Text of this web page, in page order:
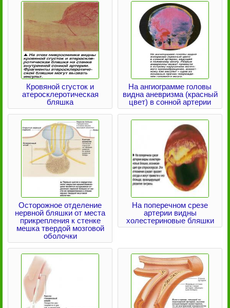
Кровяной сгусток и
атеросклеротическая
бляшка
На ангиограмме головы
видна аневризма (красный
цвет) в сонной артерии
Осторожное отделение
нервной бляшки от места
прикрепления к стенке
мешка твердой мозговой
оболочки
На поперечном срезе
артерии видны
холестериновые бляшки